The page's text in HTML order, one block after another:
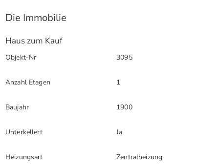
Die Immobilie
Haus zum Kauf
Objekt-Nr 3095
Anzahl Etagen 1
Baujahr 1900
Unterkellert Ja
Heizungsart Zentralheizung